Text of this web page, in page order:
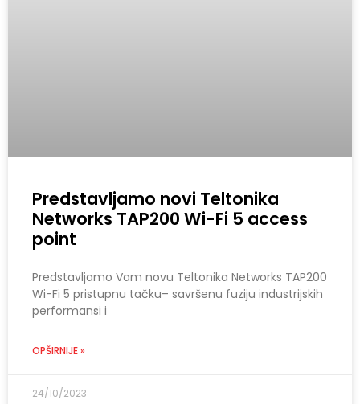
Predstavljamo novi Teltonika
Networks TAP200 Wi-Fi 5 access
point
Predstavljamo Vam novu Teltonika Networks TAP200
Wi-Fi 5 pristupnu tačku– savršenu fuziju industrijskih
performansi i
OPŠIRNIJE »
24/10/2023